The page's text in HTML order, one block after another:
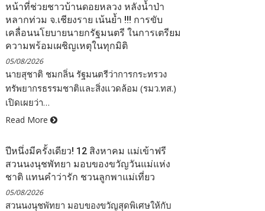
หน้าที่ช่วยชาวบ้านดอยหลวง หลังน้ำป่า
หลากท่วม จ.เชียงราย เน้นย้ำ !!! การขับ
เคลื่อนนโยบายนายกรัฐมนตรี ในการเตรียม
ความพร้อมเผชิญเหตุในทุกมิติ
05/08/2026
นายสุชาติ ชมกลิ่น รัฐมนตรีว่าการกระทรวง
ทรัพยากรธรรมชาติและสิ่งแวดล้อม (รมว.ทส.)
เปิดเผยว่า…
Read More
ปีหนึ่งมีครั้งเดียว! 12 สิงหาคม แม่เข้าฟรี
สวนนงนุชพัทยา มอบของขวัญวันแม่แห่ง
ชาติ แทนคำว่ารัก ชวนลูกพาแม่เที่ยว
05/08/2026
สวนนงนุชพัทยา มอบของขวัญสุดพิเศษให้กับ